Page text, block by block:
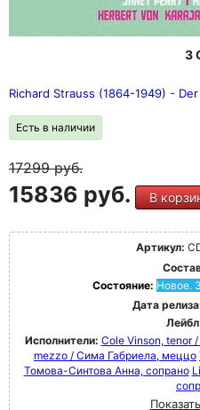
3
Richard Strauss (1864-1949) -
Есть в наличии
17299руб.
15836 руб. В
Артикул:
Состояние: Новое.
Дата
Исполнители: Cole Vinson, tenor
mezzo / Сима Габриела, меццо
Томова-Синтова Анна, сопрано